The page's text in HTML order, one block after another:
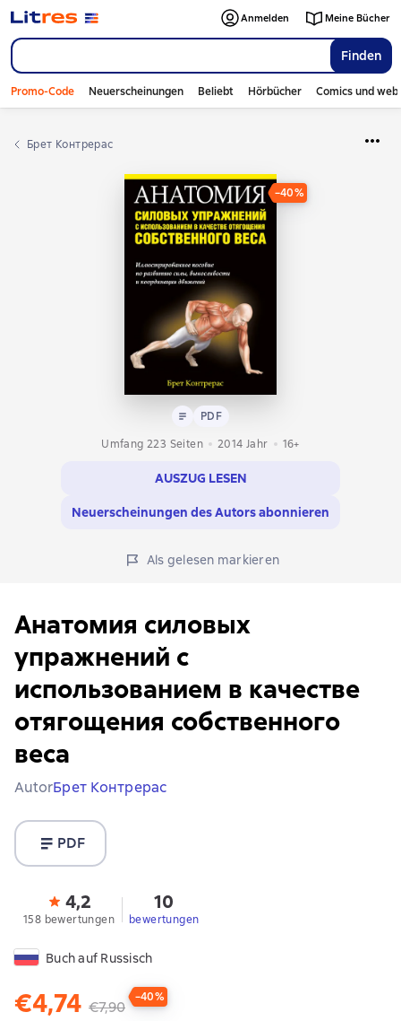
Finden
Anmelden Meine Bücher
Promo-Code Neuerscheinungen Beliebt Hörbücher Comics und
Брет Контрерас
−40%
Text PDF
PDF
Umfang 223 Seiten
2014 Jahr 16+
AUSZUG LESEN
Neuerscheinungen des Autors abonnieren
Als gelesen markieren
Анатомия силовых
упражнений с
использованием в качестве
отягощения собственного
веса
AutorБрет Контрерас
PDF
4,2
158 bewertungen
10
bewertungen
Buch auf Russisch
€4,74 €7,90
−40%